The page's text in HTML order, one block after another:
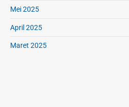
Mei 2025
April 2025
Maret 2025